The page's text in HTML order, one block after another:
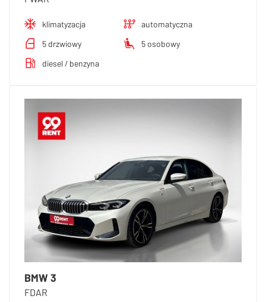
klimatyzacja
automatyczna
5 drzwiowy
5 osobowy
diesel / benzyna
BMW 3
FDAR